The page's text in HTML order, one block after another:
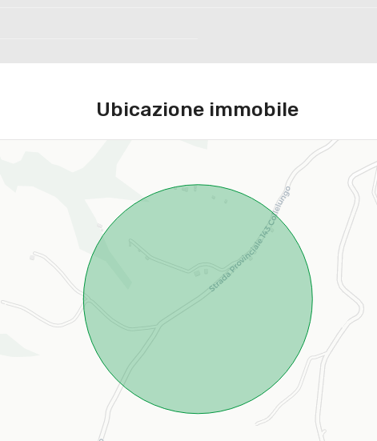
Ubicazione immobile